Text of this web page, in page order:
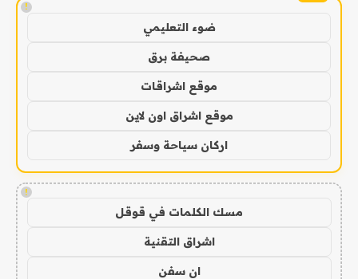
!
ضوء التعليمي
صحيفة برق
موقع اشراقات
موقع اشراق اون لاين
اركان سياحة وسفر
!
مسك الكلمات في قوقل
اشراق التقنية
ان سفن